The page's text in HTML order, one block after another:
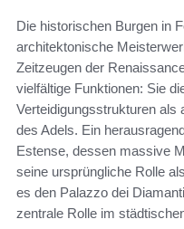
Die historischen Burgen in
architektonische
Zeitzeugen der
vielfältige Funktionen: Sie
Verteidigungsstrukturen als
des Adels. Ein
Estense, dessen massive
seine ursprüngliche Rolle
es den Palazzo dei
zentrale Rolle im